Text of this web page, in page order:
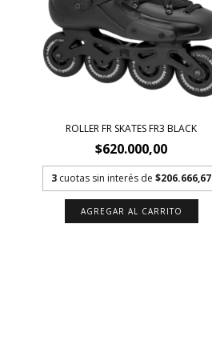
ROLLER FR SKATES FR3 BLACK
$620.000,00
3 cuotas sin interés de$206.666,67
AGREGAR AL CARRITO